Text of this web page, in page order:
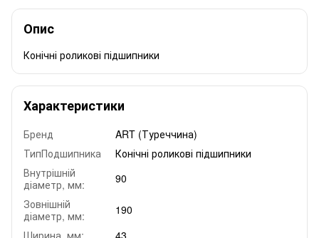
Опис
Конічні роликові підшипники
Характеристики
Бренд
ART (Туреччина)
ТипПодшипника
Конічні роликові підшипники
Внутрішній
діаметр, мм:
90
Зовнішній
діаметр, мм:
190
Ширина, мм:
43